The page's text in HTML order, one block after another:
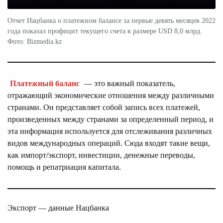
Отчет Нацбанка о платежном балансе за первые девять месяцев 2022
года показал профицит текущего счета в размере USD 8,0 млрд.
Фото: Bizmedia.kz
Платежный баланс — это важный показатель,
отражающий экономические отношения между различными
странами. Он представляет собой запись всех платежей,
произведенных между странами за определенный период, и
эта информация используется для отслеживания различных
видов международных операций. Сюда входят такие вещи,
как импорт/экспорт, инвестиции, денежные переводы,
помощь и репатриация капитала.
Экспорт — данные Нацбанка